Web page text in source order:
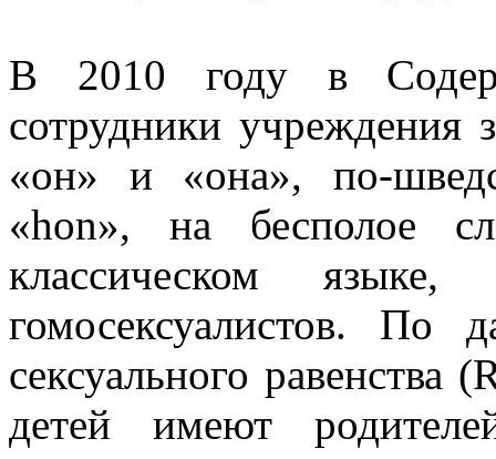
В 2010 году в
сотрудники учреждения
«он» и «она», по-
«hon», на бесполое
классическом
гомосексуалистов. По
сексуального
детей имеют